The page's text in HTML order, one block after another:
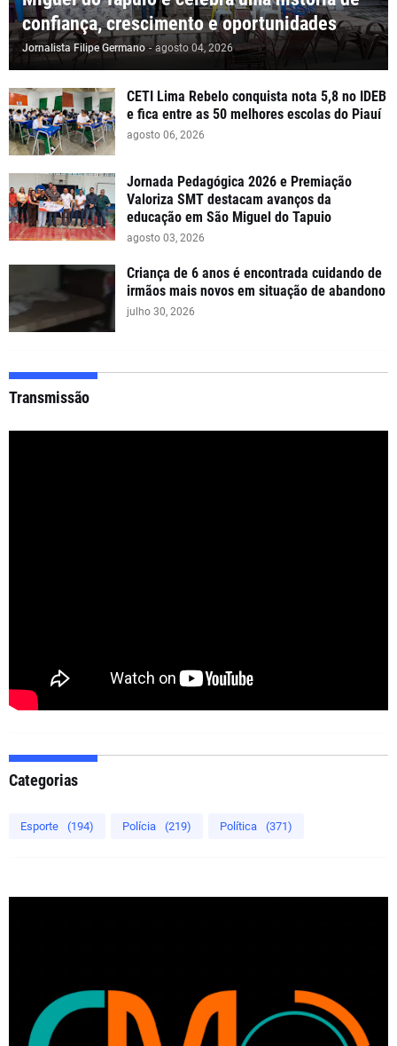
confiança, crescimento e oportunidades
Jornalista Filipe Germano - agosto 04, 2026
CETI Lima Rebelo conquista nota 5,8 no IDEB
e fica entre as 50 melhores escolas do Piauí
agosto 06, 2026
Jornada Pedagógica 2026 e Premiação
Valoriza SMT destacam avanços da
educação em São Miguel do Tapuio
agosto 03, 2026
Criança de 6 anos é encontrada cuidando de
irmãos mais novos em situação de abandono
julho 30, 2026
Transmissão
Categorias
Esporte (194) Polícia (219) Política (371)